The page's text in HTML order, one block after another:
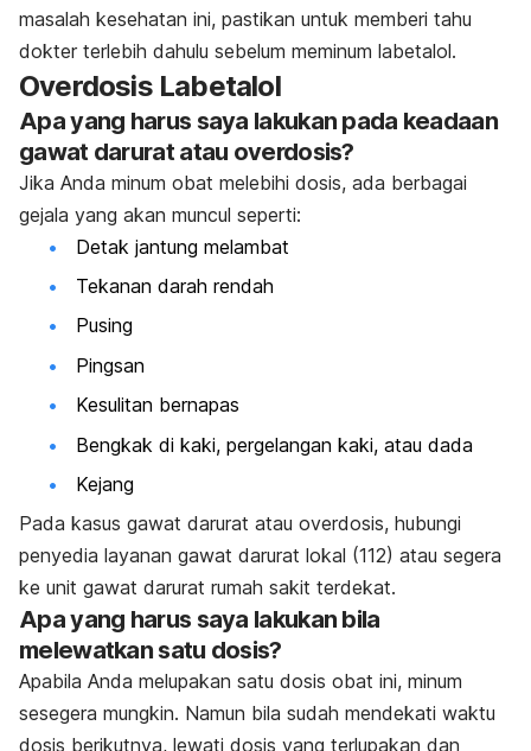
masalah kesehatan ini, pastikan untuk memberi tahu
dokter terlebih dahulu sebelum meminum labetalol.
Overdosis Labetalol
Apa yang harus saya lakukan pada keadaan
gawat darurat atau overdosis?
Jika Anda minum obat melebihi dosis, ada berbagai
gejala yang akan muncul seperti:
Detak jantung melambat
Tekanan darah rendah
Pusing
Pingsan
Kesulitan bernapas
Bengkak di kaki, pergelangan kaki, atau dada
Kejang
Pada kasus gawat darurat atau overdosis, hubungi
penyedia layanan gawat darurat lokal (112) atau segera
ke unit gawat darurat rumah sakit terdekat.
Apa yang harus saya lakukan bila
melewatkan satu dosis?
Apabila Anda melupakan satu dosis obat ini, minum
sesegera mungkin. Namun bila sudah mendekati waktu
dosis berikutnya, lewati dosis yang terlupakan dan